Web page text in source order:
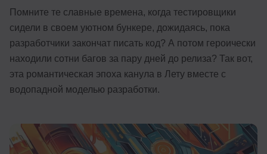
Помните те славные времена, когда тестировщики
сидели в своем уютном бункере, дожидаясь, пока
разработчики закончат писать код? А потом героически
находили сотни багов за пару дней до релиза? Так вот,
эта романтическая эпоха канула в Лету вместе с
водопадной моделью разработки.
Маркетинг
Дизайн
Аналитика
Иностранные языки